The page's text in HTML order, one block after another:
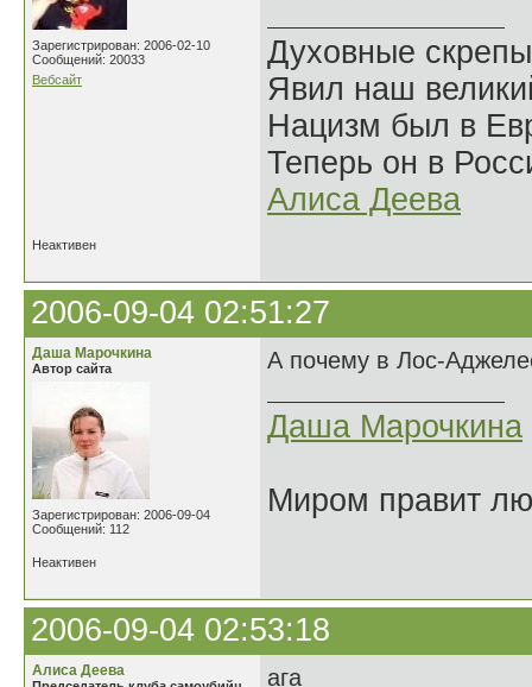
Зарегистрирован: 2006-02-10
Сообщений: 20033
Вебсайт
Духовные
Явил наш
Нацизм был в
Теперь он в
Алиса Деева
Неактивен
2006-09-04 02:51:27
Даша Марочкина
Автор сайта
Зарегистрирован: 2006-09-04
Сообщений: 112
А почему в Лос-
Даша Марочкина
Миром правит
Неактивен
2006-09-04 02:53:18
Алиса Деева ага